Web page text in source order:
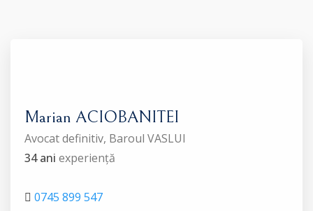
Marian ACIOBANITEI
Avocat definitiv, Baroul VASLUI
34 ani experiență
0745 899 547